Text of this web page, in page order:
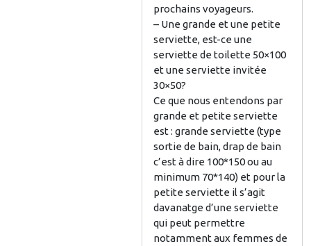
prochains voyageurs.
– Une grande et une petite
serviette, est-ce une
serviette de toilette 50×100
et une serviette invitée
30×50?
Ce que nous entendons par
grande et petite serviette
est : grande serviette (type
sortie de bain, drap de bain
c’est à dire 100*150 ou au
minimum 70*140) et pour la
petite serviette il s’agit
davanatge d’une serviette
qui peut permettre
notamment aux femmes de